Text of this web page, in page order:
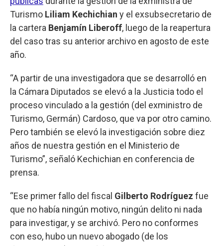
Turismo Liliam Kechichian y el exsubsecretario de
la cartera Benjamín Liberoff, luego de la reapertura
del caso tras su anterior archivo en agosto de este
año.
“A partir de una investigadora que se desarrolló en
la Cámara Diputados se elevó a la Justicia todo el
proceso vinculado a la gestión (del exministro de
Turismo, Germán) Cardoso, que va por otro camino.
Pero también se elevó la investigación sobre diez
años de nuestra gestión en el Ministerio de
Turismo”, señaló Kechichian en conferencia de
prensa.
“Ese primer fallo del fiscal Gilberto Rodríguez fue
que no había ningún motivo, ningún delito ni nada
para investigar, y se archivó. Pero no conformes
con eso, hubo un nuevo abogado (de los